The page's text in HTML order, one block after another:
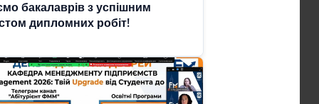
бакалаврів з успішним
дипломних робіт!